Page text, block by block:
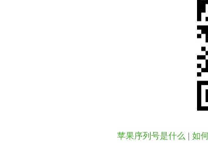
苹果序列号是什么 如